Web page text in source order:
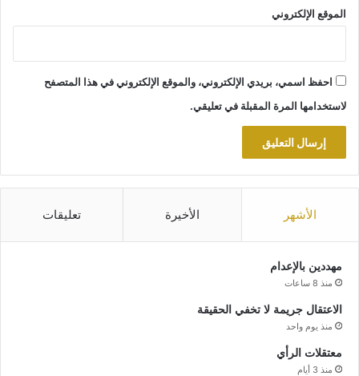
الموقع الإلكتروني
احفظ اسمي، بريدي الإلكتروني، والموقع الإلكتروني في هذا المتصفح
لاستخدامها المرة المقبلة في تعليقي.
الأشهر الأخيرة تعليقات
مهددين بالإعدام
منذ 8 ساعات
الاعتقال جريمة لا تخفي الحقيقة
منذ يوم واحد
معتقلات الرأي
منذ 3 أيام